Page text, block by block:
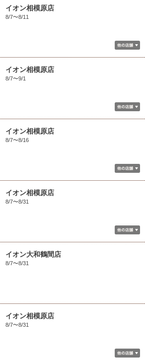
イオン相模原店
8/7〜8/11
イオン相模原店
8/7〜9/1
イオン相模原店
8/7〜8/16
イオン相模原店
8/7〜8/31
イオン大和鶴間店
8/7〜8/31
イオン相模原店
8/7〜8/31